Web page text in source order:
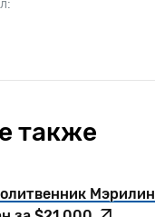
также
Мэрилин